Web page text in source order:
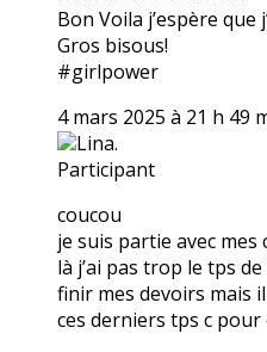
Bon Voila j’espère que
Gros bisous!
#girlpower
4 mars 2025 à 21 h 49
Lina.
Participant
coucou
je suis partie avec
là j’ai pas trop le tps
finir mes devoirs mais
ces derniers tps c pour